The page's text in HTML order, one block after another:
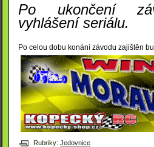
Po ukončení
vyhlášení seriálu.
Po celou dobu konání závodu zajištěn
Rubriky: Jedovnice